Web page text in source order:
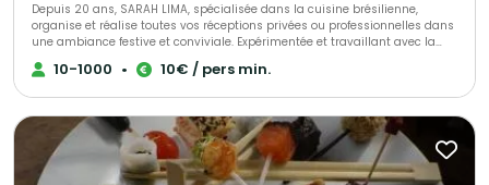
Depuis 20 ans, SARAH LIMA, spécialisée dans la cuisine brésilienne,
organise et réalise toutes vos réceptions privées ou professionnelles dans
une ambiance festive et conviviale. Expérimentée et travaillant avec la
passion de son métier, elle saura être à votre écoute pour répondre à
toutes vos demandes et s’adaptera à toutes vos exigences. Elle vous
10-1000 • 10€ / pers min.